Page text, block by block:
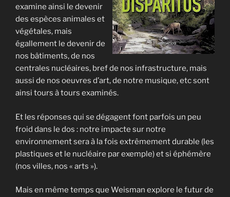
examine ainsi le devenir
des espèces animales et
végétales, mais
égallement le devenir de
nos bâtiments, de nos
centrales nucléaires, bref de nos infrastructure, mais
aussi de nos oeuvres d’art, de notre musique, etc sont
ainsi tours à tours examinés.
Et les réponses qui se dégagent font parfois un peu
froid dans le dos : notre impacte sur notre
environnement sera à la fois extrêmement durable (les
plastiques et le nucléaire par exemple) et si éphémère
(nos villes, nos « arts »).
Mais en même temps que Weisman explore le futur de